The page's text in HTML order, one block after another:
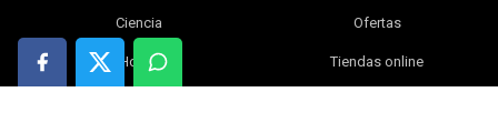
Ciencia
Hogar
Ofertas
Tiendas online